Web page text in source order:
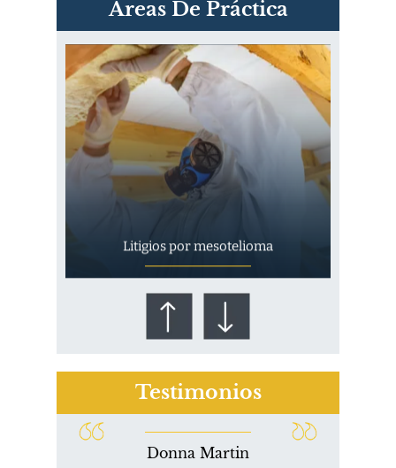
Áreas De Práctica
Exposición
Litigios por mesotelioma
Testimonios
Donna Martin